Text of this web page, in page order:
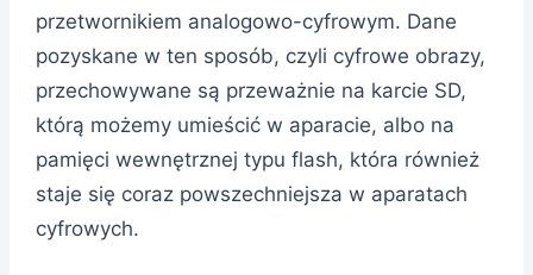
przetwornikiem analogowo-cyfrowym. Dane
pozyskane w ten sposób, czyli cyfrowe obrazy,
przechowywane są przeważnie na karcie SD,
którą możemy umieścić w aparacie, albo na
pamięci wewnętrznej typu flash, która również
staje się coraz powszechniejsza w aparatach
cyfrowych.